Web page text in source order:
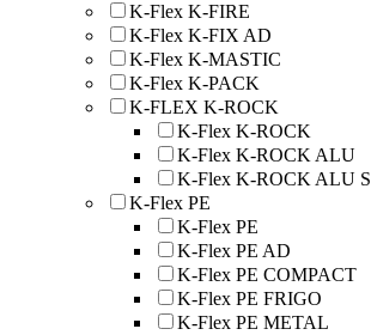
K-Flex K-FIRE
K-Flex K-FIX AD
K-Flex K-MASTIC
K-Flex K-PACK
K-FLEX K-ROCK
K-Flex K-ROCK
K-Flex K-ROCK ALU
K-Flex K-ROCK ALU S
K-Flex PE
K-Flex PE
K-Flex PE AD
K-Flex PE COMPACT
K-Flex PE FRIGO
K-Flex PE METAL